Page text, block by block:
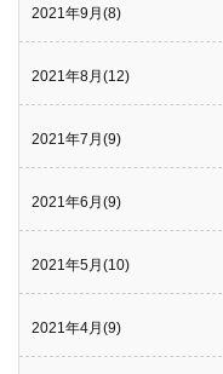
2021年9月(8)
2021年8月(12)
2021年7月(9)
2021年6月(9)
2021年5月(10)
2021年4月(9)